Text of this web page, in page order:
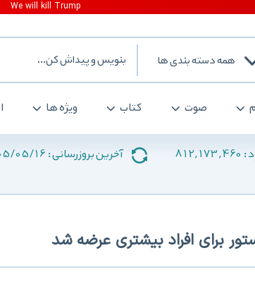
همه دسته بندی ها
صوت کتاب ویژه ها
:
812,173,460 آخرین بروزرسانی : 05/16
برای افراد بیشتری عرضه شد